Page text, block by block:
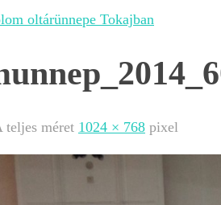
oltárünnepe Tokajban
teljes méret 1024 × 768 pixel